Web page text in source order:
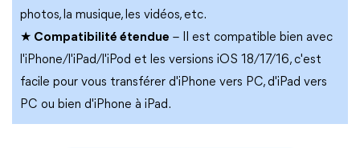
photos, la musique, les vidéos, etc.
★ Compatibilité étendue – Il est compatible bien avec
l'iPhone/l'iPad/l'iPod et les versions iOS 18/17/16, c'est
facile pour vous transférer d'iPhone vers PC, d'iPad vers
PC ou bien d'iPhone à iPad.